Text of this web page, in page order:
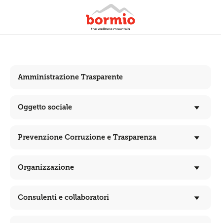
Amministrazione Trasparente
Oggetto sociale
Prevenzione Corruzione e Trasparenza
Organizzazione
Consulenti e collaboratori